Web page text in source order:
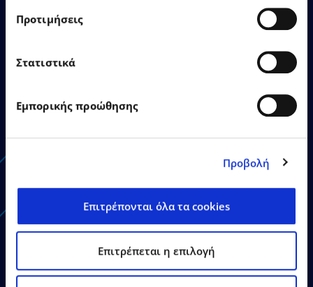
Προτιμήσεις
Στατιστικά
Εμπορικής προώθησης
Προβολή
Επιτρέπονται όλα τα cookies
Επιτρέπεται η επιλογή
Η EPSILONNET εγκαινίασε το